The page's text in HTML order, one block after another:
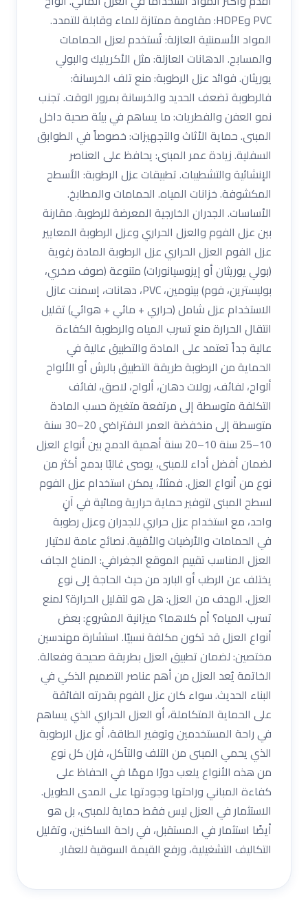
PVC وHDPE: مقاومة ممتازة للماء وقابلة للتمدد.
المواد الأسمنتية العازلة: تُستخدم لعزل الحمامات
والمسابح. الدهانات العازلة: مثل الأكريليك والبولي
يوريثان. فوائد عزل الرطوبة: منع تلف الخرسانة:
فالرطوبة تضعف الحديد والخرسانة بمرور الوقت. تجنب
نمو العفن والفطريات: ما يساهم في بيئة صحية داخل
المبنى. حماية الأثاث والتجهيزات: خصوصاً في الطوابق
السفلية. زيادة عمر المبنى: يحافظ على العناصر
الإنشائية والتشطيبات. تطبيقات عزل الرطوبة: الأسطح
المكشوفة. خزانات المياه. الحمامات والمطابخ.
الأساسات. الجدران الخارجية المعرضة للرطوبة. مقارنة
بين عزل الفوم والعزل الحراري وعزل الرطوبة المعايير
عزل الفوم العزل الحراري عزل الرطوبة المادة رغوية
(بولي يوريثان أو إيزوسيانورات) متنوعة (صوف صخري،
بوليسترين، فوم) بيتومين، PVC، دهانات، إسمنت عازل
الاستخدام عزل شامل (حراري + مائي + هوائي) تقليل
انتقال الحرارة منع تسرب المياه والرطوبة الكفاءة
عالية جداً تعتمد على المادة والتطبيق عالية في
الحماية من الرطوبة طريقة التطبيق بالرش أو الألواح
ألواح، لفائف، رولات دهان، ألواح، لاصق، لفائف
التكلفة متوسطة إلى مرتفعة متغيرة حسب المادة
متوسطة إلى منخفضة العمر الافتراضي 20–30 سنة
10–25 سنة 10–20 سنة أهمية الدمج بين أنواع العزل
لضمان أفضل أداء للمبنى، يوصى غالبًا بدمج أكثر من
نوع من أنواع العزل. فمثلاً، يمكن استخدام عزل الفوم
لسطح المبنى لتوفير حماية حرارية ومائية في آنٍ
واحد، مع استخدام عزل حراري للجدران وعزل رطوبة
في الحمامات والأرضيات والأقبية. نصائح عامة لاختيار
العزل المناسب تقييم الموقع الجغرافي: المناخ الجاف
يختلف عن الرطب أو البارد من حيث الحاجة إلى نوع
العزل. الهدف من العزل: هل هو لتقليل الحرارة؟ لمنع
تسرب المياه؟ أم كلاهما؟ ميزانية المشروع: بعض
أنواع العزل قد تكون مكلفة نسبيًا. استشارة مهندسين
مختصين: لضمان تطبيق العزل بطريقة صحيحة وفعالة.
الخاتمة يُعد العزل من أهم عناصر التصميم الذكي في
البناء الحديث. سواء كان عزل الفوم بقدرته الفائقة
على الحماية المتكاملة، أو العزل الحراري الذي يساهم
في راحة المستخدمين وتوفير الطاقة، أو عزل الرطوبة
الذي يحمي المبنى من التلف والتآكل، فإن كل نوع
من هذه الأنواع يلعب دورًا مهمًا في الحفاظ على
كفاءة المباني وراحتها وجودتها على المدى الطويل.
الاستثمار في العزل ليس فقط حماية للمبنى، بل هو
أيضًا استثمار في المستقبل، في راحة الساكنين، وتقليل
التكاليف التشغيلية، ورفع القيمة السوقية للعقار.